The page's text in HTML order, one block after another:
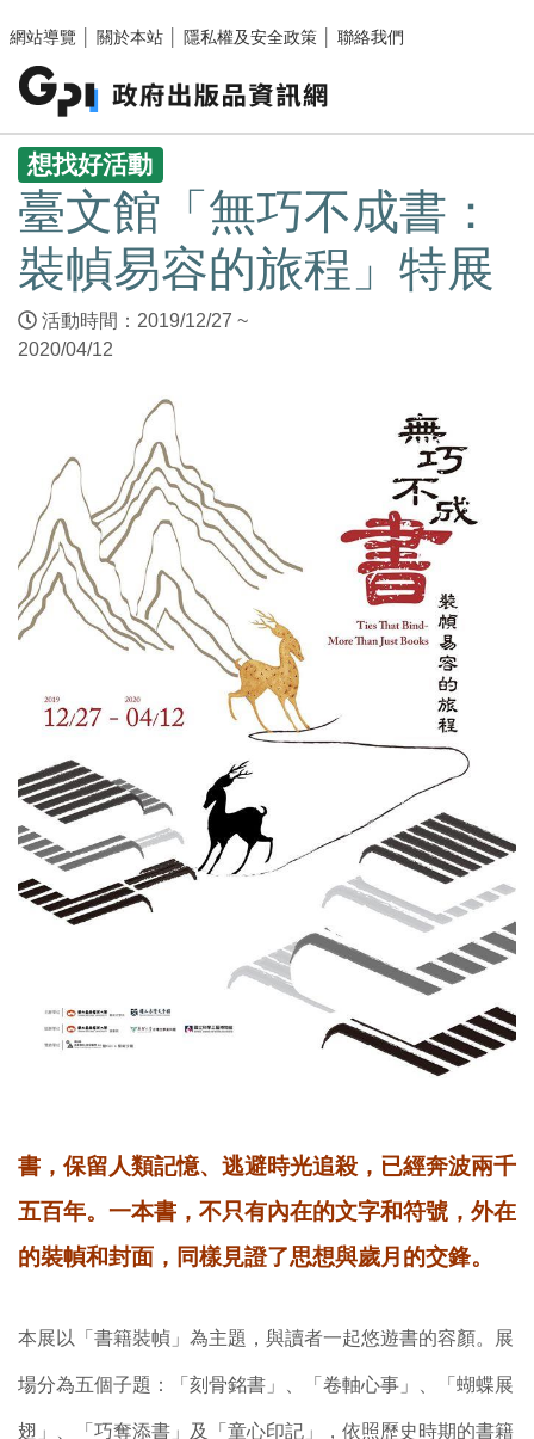
網站導覽
關於本站 隱私權及安全政策 聯絡我們
:::
想找好活動
臺文館「無巧不成書：
裝幀易容的旅程」特展
活動時間：2019/12/27 ~
2020/04/12
書，保留人類記憶、逃避時光追殺，已經奔波兩千
五百年。一本書，不只有內在的文字和符號，外在
的裝幀和封面，同樣見證了思想與歲月的交鋒。
本展以「書籍裝幀」為主題，與讀者一起悠遊書的容顏。展
場分為五個子題：「刻骨銘書」、「卷軸心事」、「蝴蝶展
翅」、「巧奪添書」及「童心印記」，依照歷史時期的書籍